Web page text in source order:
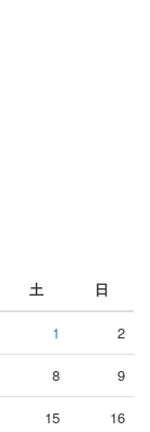
土 日
1 2
8 9
15 16